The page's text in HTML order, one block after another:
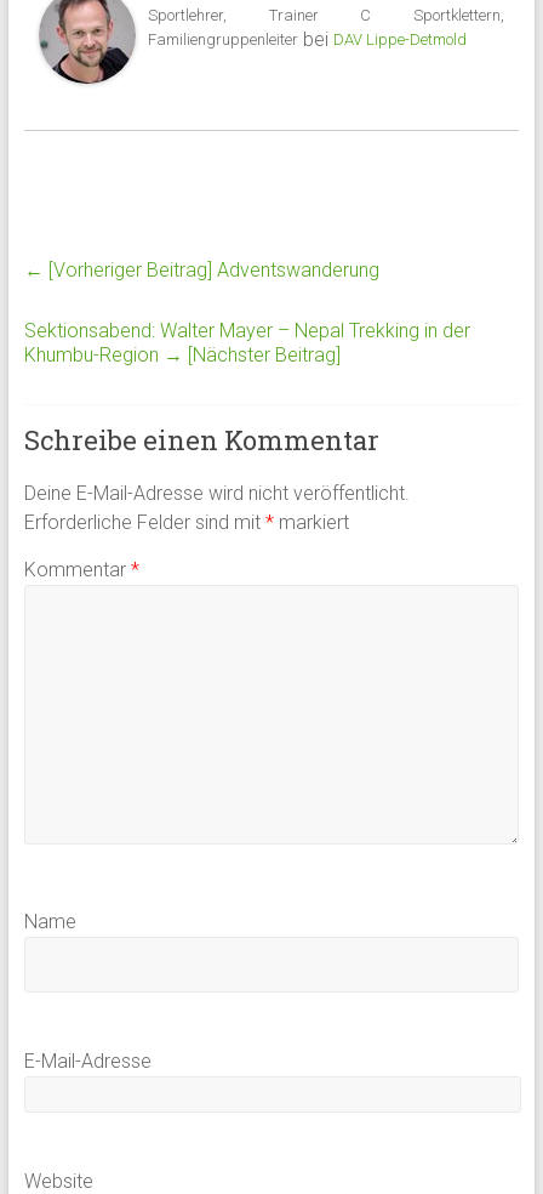
Sportlehrer, Trainer C Sportklettern,
Familiengruppenleiterbei DAV Lippe-Detmold
← [Vorheriger Beitrag] Adventswanderung
Sektionsabend: Walter Mayer – Nepal Trekking in der
Khumbu-Region → [Nächster Beitrag]
Schreibe einen Kommentar
Deine E-Mail-Adresse wird nicht veröffentlicht.
Erforderliche Felder sind mit *markiert
Kommentar *
Name
E-Mail-Adresse
Website